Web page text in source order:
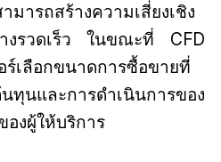
ารถสร้างความเสี่ยงเชิง
งรวดเร็ว ในขณะที่ CFD
ร์เลือกขนาดการซื้อขายที่
ทุนและการดำเนินการของ
องผู้ให้บริการ